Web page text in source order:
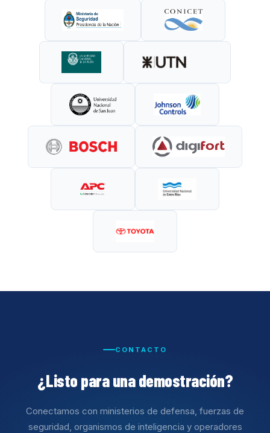
CONTACTO
¿Listo para una demostración?
Conectamos con ministerios de defensa, fuerzas de
seguridad, organismos de inteligencia y operadores